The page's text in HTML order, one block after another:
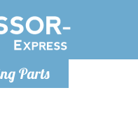
Parts
De lunes